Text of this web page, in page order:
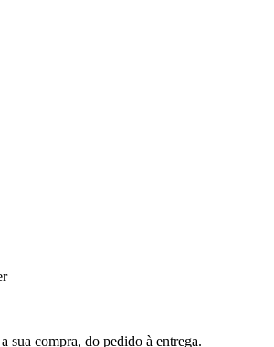
a sua compra, do pedido à entrega.